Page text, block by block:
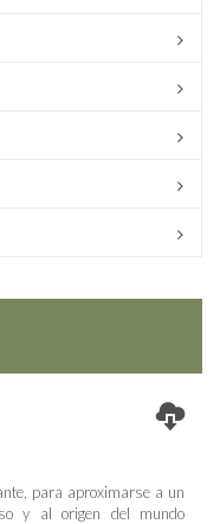
para aproximarse a un
y al origen del mundo